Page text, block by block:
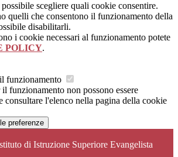
scegliere quali cookie consentire.
quelli che consentono il funzionamento della
disabilitarli.
i cookie necessari al funzionamento potete
POLICY.
funzionamento
funzionamento non possono essere
consultare l'elenco nella pagina della cookie
preferenze
di Istruzione Superiore Evangelista